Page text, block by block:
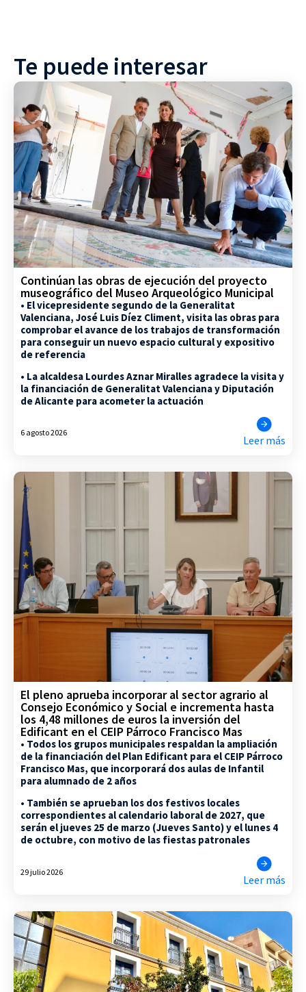
Te puede interesar
Continúan las obras de ejecución del proyecto
museográfico del Museo Arqueológico Municipal
• El vicepresidente segundo de la Generalitat
Valenciana, José Luis Díez Climent, visita las obras para
comprobar el avance de los trabajos de transformación
para conseguir un nuevo espacio cultural y expositivo
de referencia
• La alcaldesa Lourdes Aznar Miralles agradece la visita y
la financiación de Generalitat Valenciana y Diputación
de Alicante para acometer la actuación
6 agosto 2026
Leer más
El pleno aprueba incorporar al sector agrario al
Consejo Económico y Social e incrementa hasta
los 4,48 millones de euros la inversión del
Edificant en el CEIP Párroco Francisco Mas
• Todos los grupos municipales respaldan la ampliación
de la financiación del Plan Edificant para el CEIP Párroco
Francisco Mas, que incorporará dos aulas de Infantil
para alumnado de 2 años
• También se aprueban los dos festivos locales
correspondientes al calendario laboral de 2027, que
serán el jueves 25 de marzo (Jueves Santo) y el lunes 4
de octubre, con motivo de las fiestas patronales
29 julio 2026
Leer más